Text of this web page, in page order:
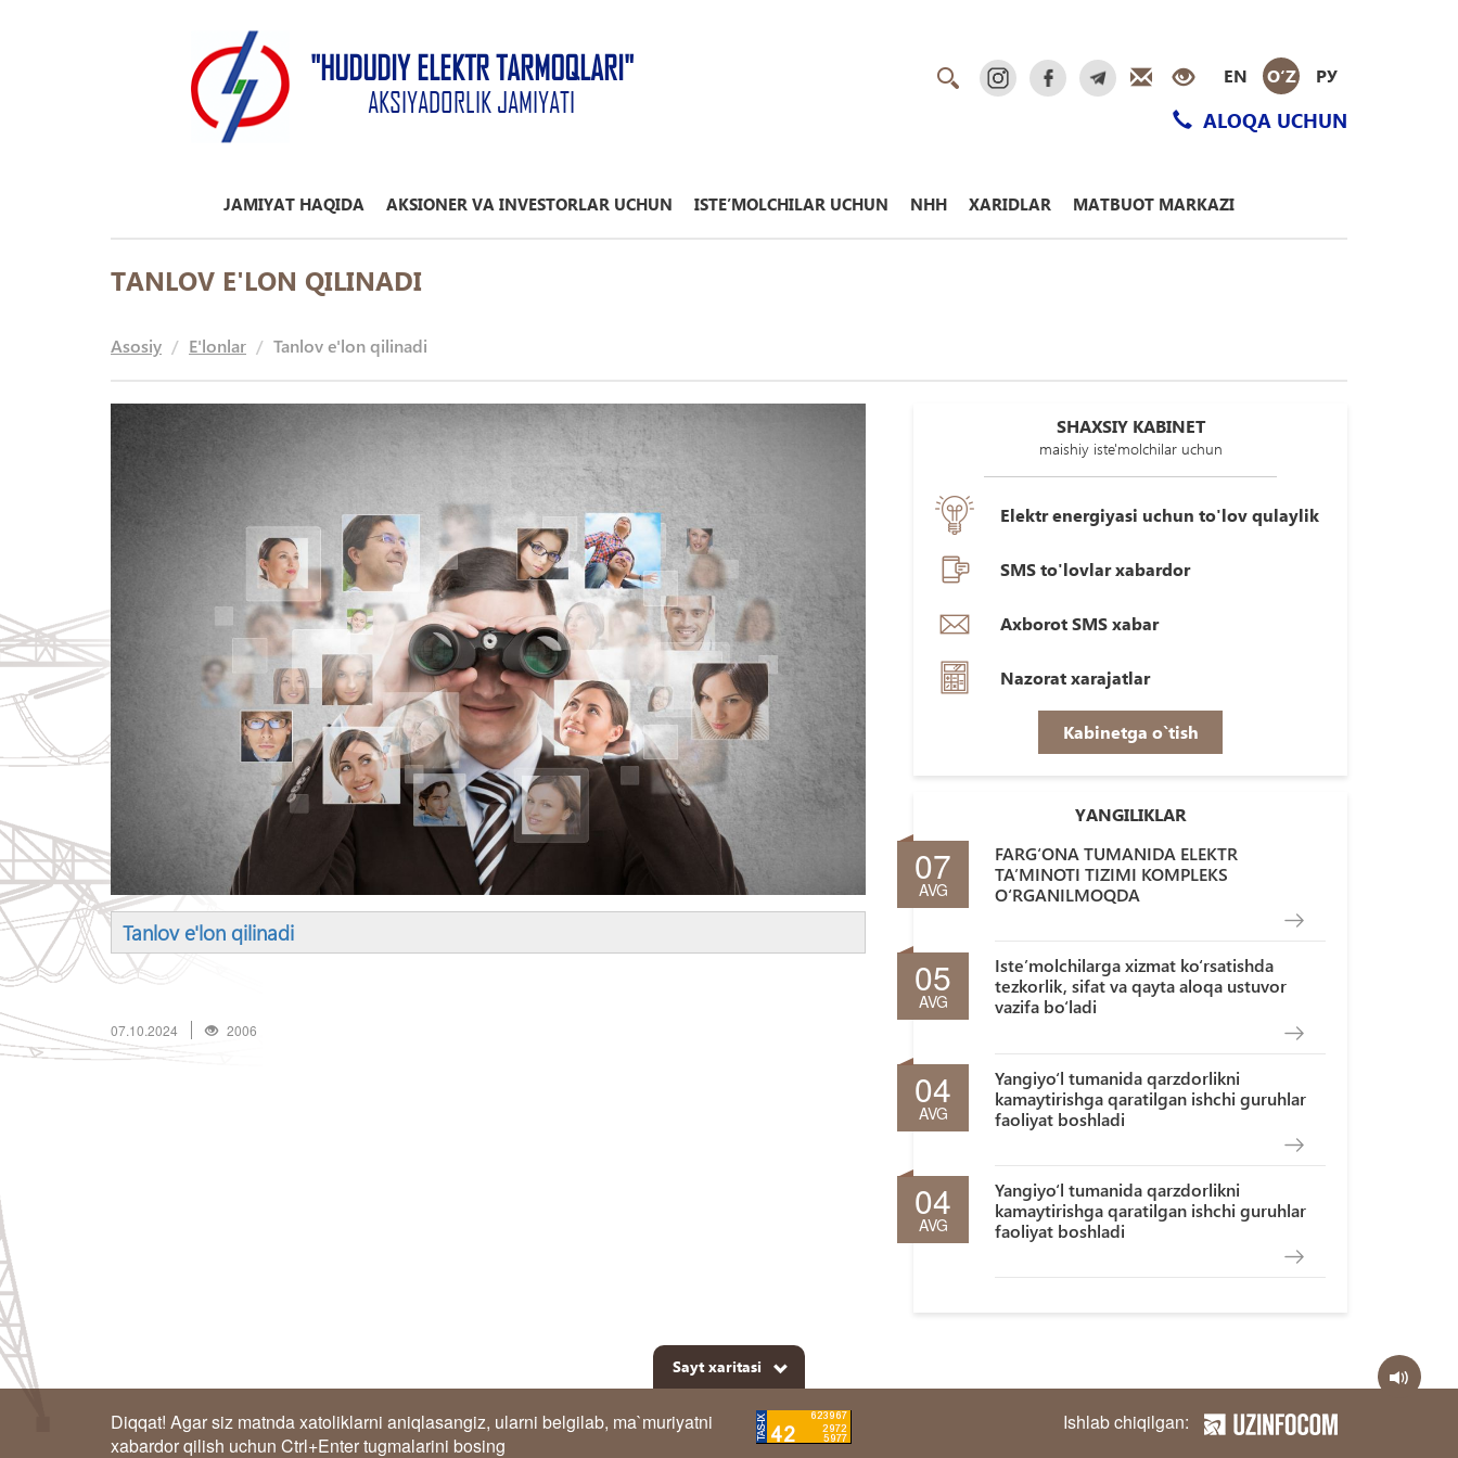
"HUDUDIY ELEKTR TARMOQLARI"
AKSIYADORLIK JAMIYATI
EN O‘Z РУ
ALOQA UCHUN
JAMIYAT HAQIDA AKSIONER VA INVESTORLAR UCHUN ISTE’MOLCHILAR UCHUN NHH XARIDLAR MATBUOT MARKAZI
TANLOV E'LON QILINADI
Asosiy E'lonlar Tanlov e'lon qilinadi
Tanlov e'lon qilinadi
07.10.2024 2006
SHAXSIY KABINET
maishiy iste'molchilar uchun
Elektr energiyasi uchun to'lov qulaylik
SMS to'lovlar xabardor
Axborot SMS xabar
Nazorat xarajatlar
Kabinetga o`tish
YANGILIKLAR
07
AVG
FARG‘ONA TUMANIDA ELEKTR
TA’MINOTI TIZIMI KOMPLEKS
O‘RGANILMOQDA
05
AVG
Iste’molchilarga xizmat ko‘rsatishda
tezkorlik, sifat va qayta aloqa ustuvor
vazifa bo‘ladi
04
AVG
Yangiyo‘l tumanida qarzdorlikni
kamaytirishga qaratilgan ishchi guruhlar
faoliyat boshladi
04
AVG
Yangiyo‘l tumanida qarzdorlikni
kamaytirishga qaratilgan ishchi guruhlar
faoliyat boshladi
Sayt xaritasi
Diqqat! Agar siz matnda xatoliklarni aniqlasangiz, ularni belgilab, ma`muriyatni
xabardor qilish uchun Ctrl+Enter tugmalarini bosing
Ishlab chiqilgan: